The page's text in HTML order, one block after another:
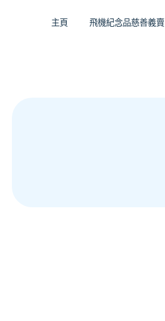
主頁 飛機紀念品慈善義賣